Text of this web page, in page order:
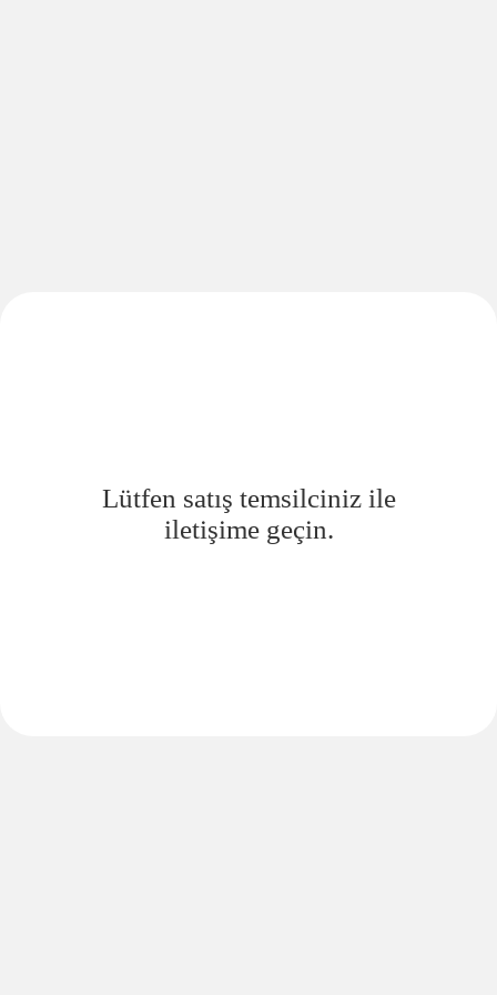
Lütfen satış temsilciniz ile
iletişime geçin.